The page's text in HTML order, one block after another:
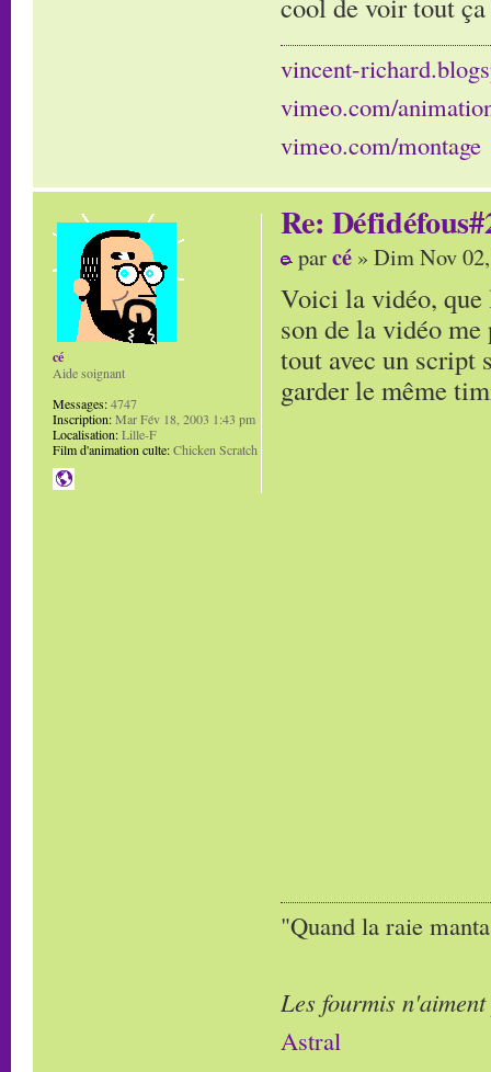
cool de voir tout
vincent-
vimeo.com/
vimeo.com/montage
Re:
parcé » Dim Nov
Voici la vidéo,
son de la vidéo
tout avec un script
garder le même
"Quand la raie
Les fourmis
Astral
cé
Aide soignant
Messages:4747
Inscription:Mar Fév 18, 2003 1:43 pm
Localisation:Lille-F
Film d'animation culte:Chicken Scratch